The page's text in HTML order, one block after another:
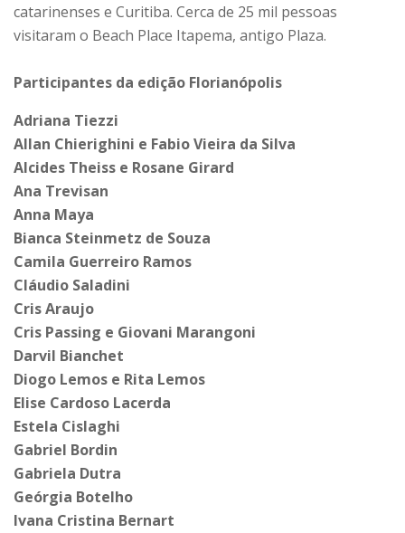
catarinenses e Curitiba. Cerca de 25 mil pessoas
visitaram o Beach Place Itapema, antigo Plaza.
Participantes da edição Florianópolis
Adriana Tiezzi
Allan Chierighini e Fabio Vieira da Silva
Alcides Theiss e Rosane Girard
Ana Trevisan
Anna Maya
Bianca Steinmetz de Souza
Camila Guerreiro Ramos
Cláudio Saladini
Cris Araujo
Cris Passing e Giovani Marangoni
Darvil Bianchet
Diogo Lemos e Rita Lemos
Elise Cardoso Lacerda
Estela Cislaghi
Gabriel Bordin
Gabriela Dutra
Geórgia Botelho
Ivana Cristina Bernart